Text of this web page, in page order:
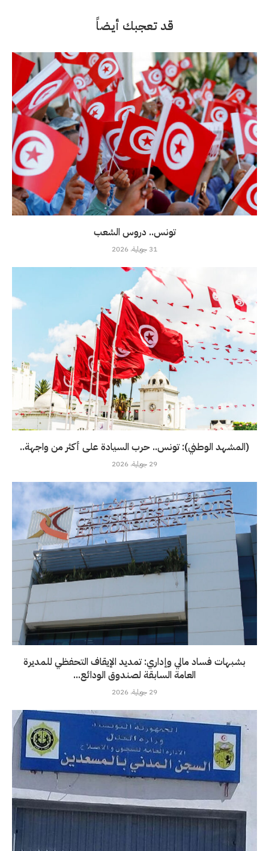
قد تعجبك أيضاً
تونس.. دروس الشعب
31 جويلية، 2026
(المشهد الوطني): تونس.. حرب السيادة على أكثر من واجهة..
29 جويلية، 2026
بشبهات فساد مالي وإداري: تمديد الإيقاف التحفظي للمديرة
العامة السابقة لصندوق الودائع...
29 جويلية، 2026